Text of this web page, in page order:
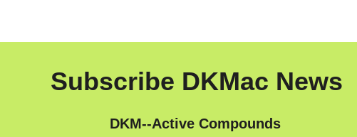
Subscribe DKMac News
DKM--Active Compounds